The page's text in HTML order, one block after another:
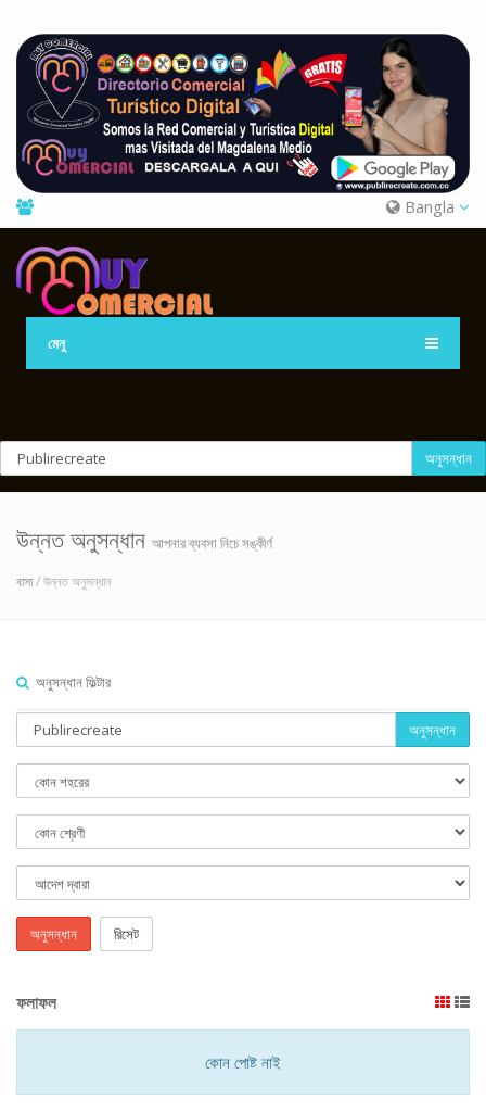
Bangla
মেনু
অনুসন্ধান
উন্নত অনুসন্ধান আপনার ব্যবসা নিচে সঙ্কীর্ণ
বাসা/ উন্নত অনুসন্ধান
অনুসন্ধান ফিল্টার
অনুসন্ধান
অনুসন্ধান রিসেট
ফলাফল
কোন পোষ্ট নাই